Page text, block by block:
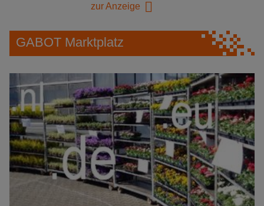
zur Anzeige
GABOT Marktplatz